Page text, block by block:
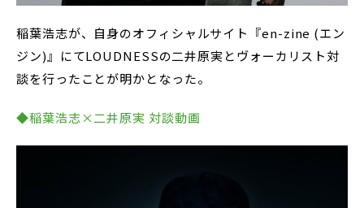
稲葉浩志が、自身のオフィシャルサイト『en-zine (エン
ジン)』にてLOUDNESSの二井原実とヴォーカリスト対
談を行ったことが明かとなった。
◆稲葉浩志×二井原実 対談動画